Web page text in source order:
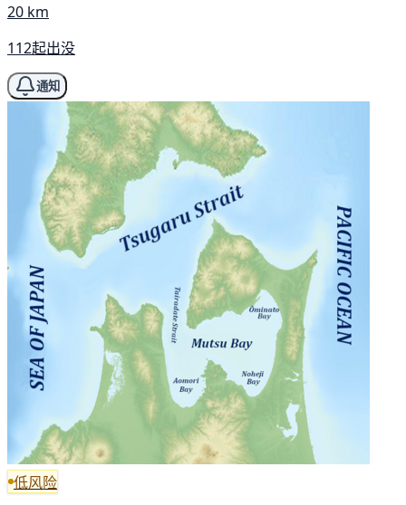
20 km
112起出没
通知
低风险